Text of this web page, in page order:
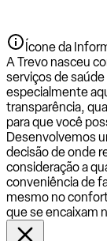
Ícone da
A Trevo nasceu
serviços de
especialmente
transparência,
para que você
Desenvolvemos
decisão de onde
consideração a
conveniência de
mesmo no
que se encaixam